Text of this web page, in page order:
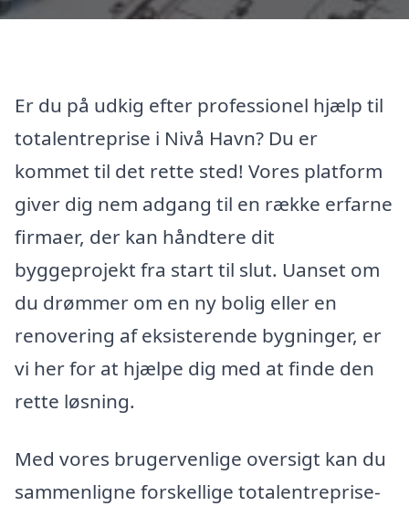
Er du på udkig efter professionel hjælp til
totalentreprise i Nivå Havn? Du er
kommet til det rette sted! Vores platform
giver dig nem adgang til en række erfarne
firmaer, der kan håndtere dit
byggeprojekt fra start til slut. Uanset om
du drømmer om en ny bolig eller en
renovering af eksisterende bygninger, er
vi her for at hjælpe dig med at finde den
rette løsning.
Med vores brugervenlige oversigt kan du
sammenligne forskellige totalentreprise-